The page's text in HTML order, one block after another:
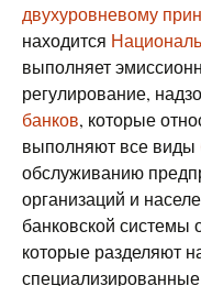
двухуровневому
находится
выполняет
регулирование,
банков, которые
выполняют все виды
обслуживанию
организаций и
банковской системы
которые разделяют